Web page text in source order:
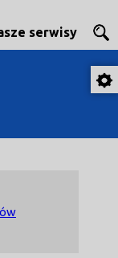
serwisy